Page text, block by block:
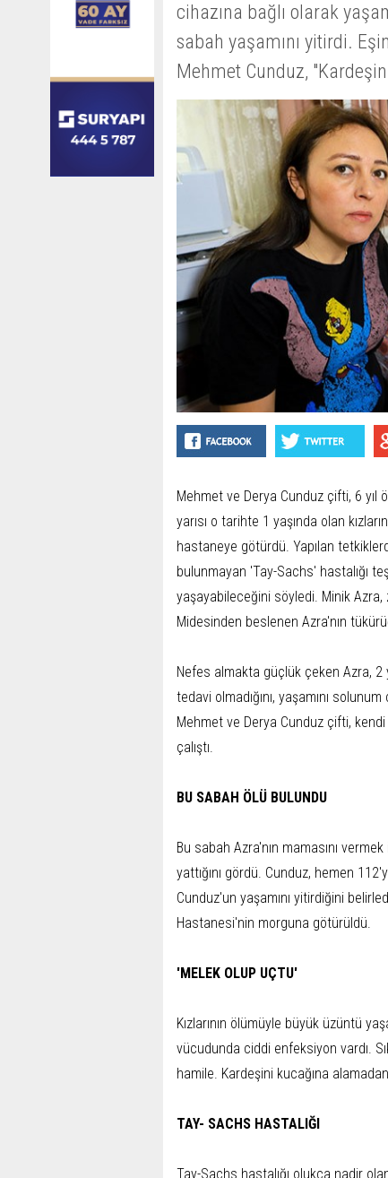
cihazına bağlı olarak
sabah yaşamını yitirdi.
Mehmet Cunduz,
Mehmet ve Derya Cunduz çifti, 6 yıl
yarısı o tarihte 1 yaşında olan
hastaneye götürdü. Yapılan
bulunmayan 'Tay-Sachs' hastalığı
yaşayabileceğini söyledi. Minik
Midesinden beslenen Azra'nın
Nefes almakta güçlük çeken Azra, 2
tedavi olmadığını, yaşamını
Mehmet ve Derya Cunduz çifti, kendi
çalıştı.
BU SABAH ÖLÜ BULUNDU
Bu sabah Azra'nın mamasını
yattığını gördü. Cunduz, hemen
Cunduz'un yaşamını yitirdiğini
Hastanesi'nin morguna götürüldü.
'MELEK OLUP UÇTU'
Kızlarının ölümüyle büyük üzüntü
vücudunda ciddi enfeksiyon vardı.
hamile. Kardeşini kucağına
TAY- SACHS HASTALIĞI
Tay-Sachs hastalığı olukça nadir